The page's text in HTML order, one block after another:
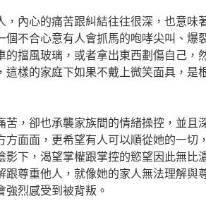
，內心的痛苦跟糾結往往很深，也意味
個不合心意有人會抓馬的咆哮尖叫、爆
的擋風玻璃，或者拿出東西劃傷自己，
這樣的家庭下如果不戴上微笑面具，是
苦，卻也承襲家族間的情緒操控，並且
方面面，更希望有人可以順從她的一切
影下，渴望掌權跟掌控的慾望因此無比
跟尊重他人，就像她的家人無法理解與
烈感受到被背叛。